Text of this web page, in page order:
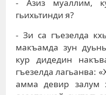
- Азиз муаллим,
гьихьтинди я?
- Зи са гъезелда
макъамда зун
кур дидедин
гъезелда лагьанва:
амма девир залум